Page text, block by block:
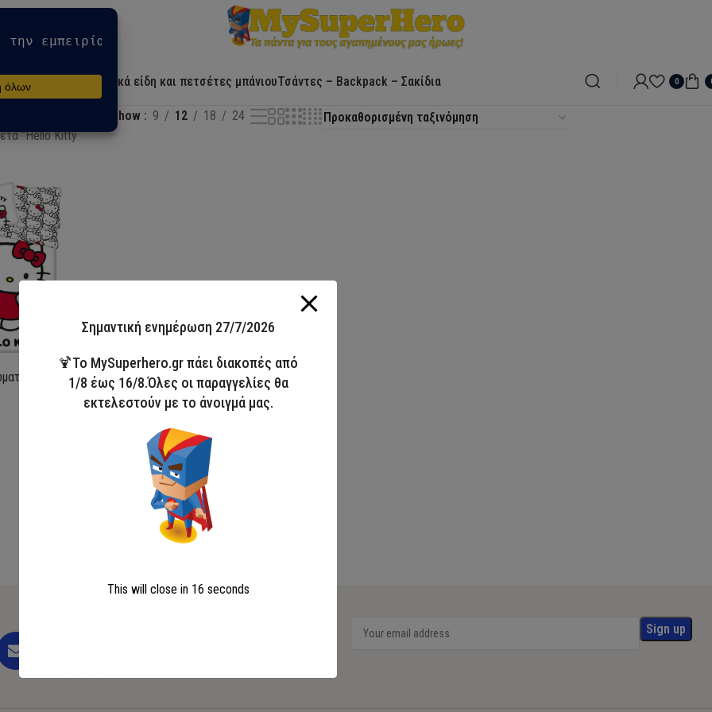
Λευκά είδη και πετσέτες μπάνιουΤσάντες – Backpack – Σακίδια 0
“Hello Kitty
Show 9 12 18 24
με
Σημαντική ενημέρωση 27/7/2026
🍹Το MySuperhero.gr πάει διακοπές από
1/8 έως 16/8.Όλες οι παραγγελίες θα
εκτελεστούν με το άνοιγμά μας.
This will close in 16 seconds